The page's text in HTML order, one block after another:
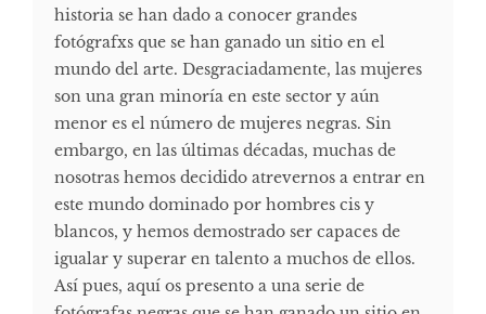
historia se han dado a conocer grandes
fotógrafxs que se han ganado un sitio en el
mundo del arte. Desgraciadamente, las mujeres
son una gran minoría en este sector y aún
menor es el número de mujeres negras. Sin
embargo, en las últimas décadas, muchas de
nosotras hemos decidido atrevernos a entrar en
este mundo dominado por hombres cis y
blancos, y hemos demostrado ser capaces de
igualar y superar en talento a muchos de ellos.
Así pues, aquí os presento a una serie de